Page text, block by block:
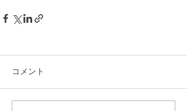
コメント